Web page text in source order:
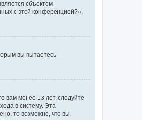
объектом
с этой конференцией?».
вы пытаетесь
вам менее 13 лет, следуйте
в систему. Эта
то возможно, что вы